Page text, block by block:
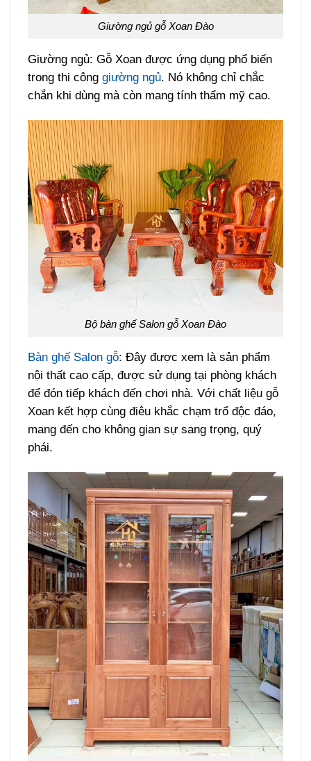
Giường ngủ gỗ Xoan Đào
Giường ngủ: Gỗ Xoan được ứng dụng phổ biến
trong thi cônggiường ngủ. Nó không chỉ chắc
chắn khi dùng mà còn mang tính thẩm mỹ cao.
Bộ bàn ghế Salon gỗ Xoan Đào
Bàn ghế Salon gỗ: Đây được xem là sản phẩm
nội thất cao cấp, được sử dụng tại phòng khách
để đón tiếp khách đến chơi nhà. Với chất liệu gỗ
Xoan kết hợp cùng điêu khắc chạm trổ độc đáo,
mang đến cho không gian sự sang trọng, quý
phái.